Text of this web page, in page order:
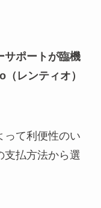
サポートが臨機
レンティオ）
って利便性のい
支払方法から選